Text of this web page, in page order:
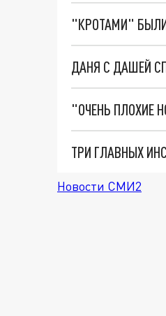
"КРОТАМИ"
ДАНЯ С ДАШЕЙ
Новости СМИ2